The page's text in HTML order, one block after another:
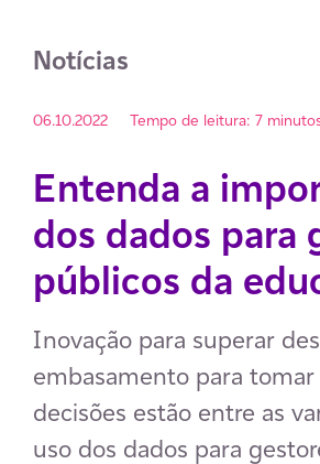
Notícias
06.10.2022 Tempo de leitura: 7
Entenda a
dos dados para
públicos da
Inovação para superar
embasamento para tomar
decisões estão entre as
uso dos dados para